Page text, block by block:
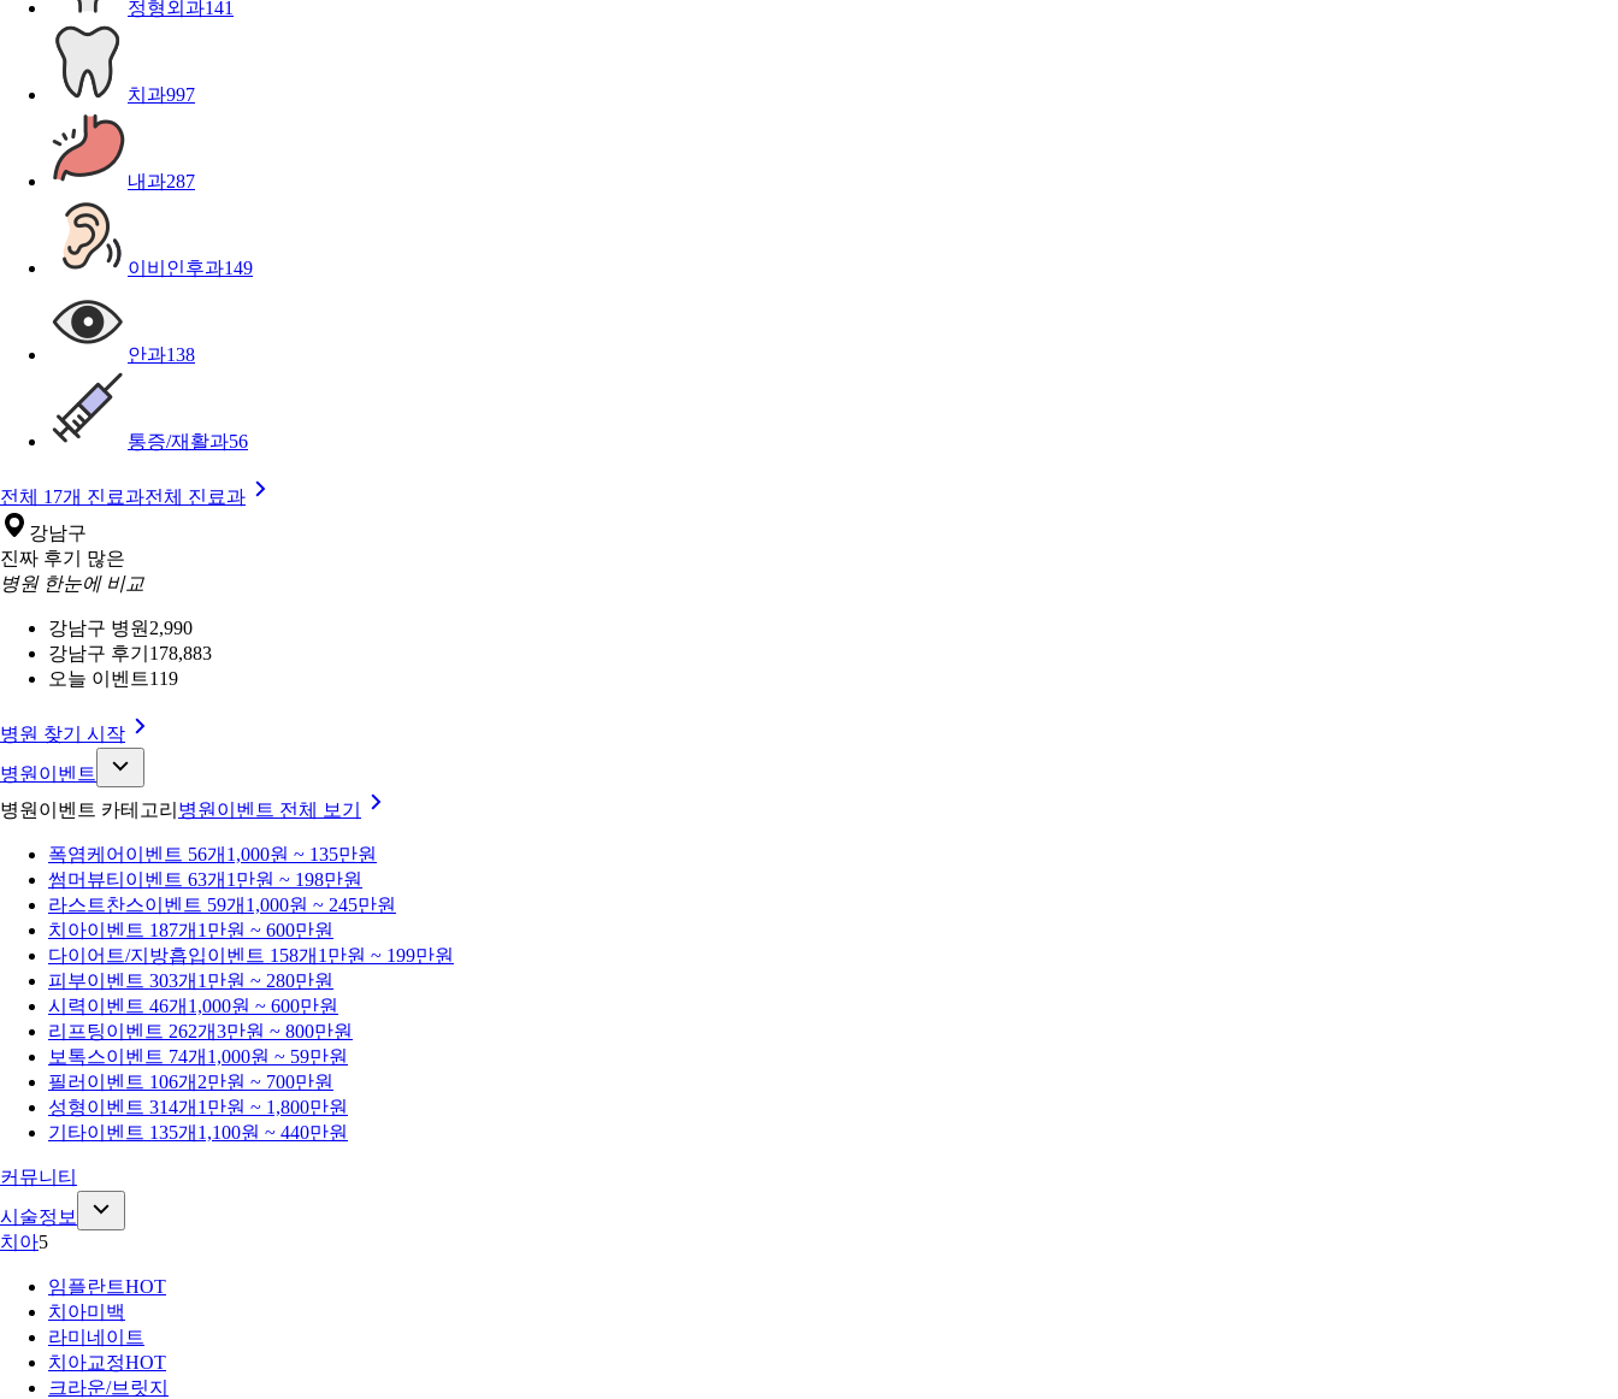
정형외과141
치과997
내과287
이비인후과149
안과138
통증/재활과56
전체 17개 진료과전체 진료과
강남구
진짜 후기 많은
병원 한눈에 비교
강남구 병원 2,990
강남구 후기 178,883
오늘 이벤트119
병원 찾기 시작
병원이벤트
병원이벤트 카테고리 병원이벤트 전체 보기
폭염케어 이벤트 56개 1,000원 ~ 135만원
썸머뷰티 이벤트 63개 1만원 ~ 198만원
라스트찬스이벤트 59개 1,000원 ~ 245만원
치아이벤트 187개 1만원 ~ 600만원
다이어트/지방흡입이벤트 158개 1만원 ~ 199만원
피부이벤트 303개 1만원 ~ 280만원
시력이벤트 46개 1,000원 ~ 600만원
리프팅이벤트 262개3만원 ~ 800만원
보톡스이벤트 74개 1,000원 ~ 59만원
필러 이벤트 106개 2만원 ~ 700만원
성형이벤트 314개 1만원 ~ 1,800만원
기타이벤트 135개 1,100원 ~ 440만원
커뮤니티
시술정보
치아5
임플란트HOT
치아미백
라미네이트
치아교정HOT
크라운/브릿지